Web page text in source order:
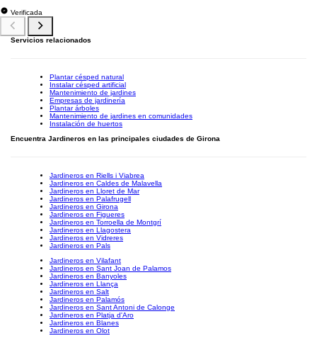
Verificada
Servicios relacionados
Plantar césped natural
Instalar césped artificial
Mantenimiento de jardines
Empresas de jardinería
Plantar árboles
Mantenimiento de jardines en comunidades
Instalación de huertos
Encuentra Jardineros en las principales ciudades de Girona
Jardineros en Riells i Viabrea
Jardineros en Caldes de Malavella
Jardineros en Lloret de Mar
Jardineros en Palafrugell
Jardineros en Girona
Jardineros en Figueres
Jardineros en Torroella de Montgrí
Jardineros en Llagostera
Jardineros en Vidreres
Jardineros en Pals
Jardineros en Vilafant
Jardineros en Sant Joan de Palamos
Jardineros en Banyoles
Jardineros en Llança
Jardineros en Salt
Jardineros en Palamós
Jardineros en Sant Antoni de Calonge
Jardineros en Platja d'Aro
Jardineros en Blanes
Jardineros en Olot